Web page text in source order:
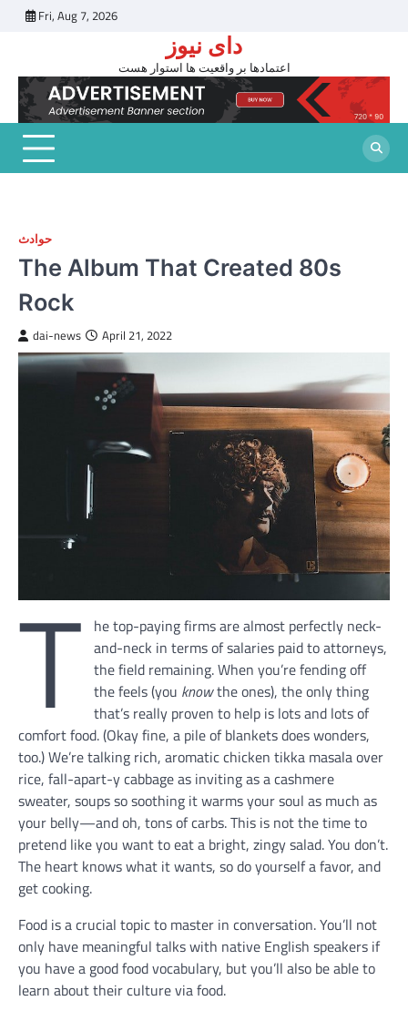
Fri, Aug 7, 2026
دای نیوز
اعتمادها بر واقعیت ها استوار هست
حوادث
The Album That Created 80s
Rock
dai-news April 21, 2022
T he top-paying firms are almost perfectly neck-
and-neck in terms of salaries paid to attorneys,
the field remaining. When you’re fending off
the feels (you knowthe ones), the only thing
that’s really proven to help is lots and lots of
comfort food. (Okay fine, a pile of blankets does wonders,
too.) We’re talking rich, aromatic chicken tikka masala over
rice, fall-apart-y cabbage as inviting as a cashmere
sweater, soups so soothing it warms your soul as much as
your belly—and oh, tons of carbs. This is not the time to
pretend like you want to eat a bright, zingy salad. You don’t.
The heart knows what it wants, so do yourself a favor, and
get cooking.
Food is a crucial topic to master in conversation. You’ll not
only have meaningful talks with native English speakers if
you have a good food vocabulary, but you’ll also be able to
learn about their culture via food.